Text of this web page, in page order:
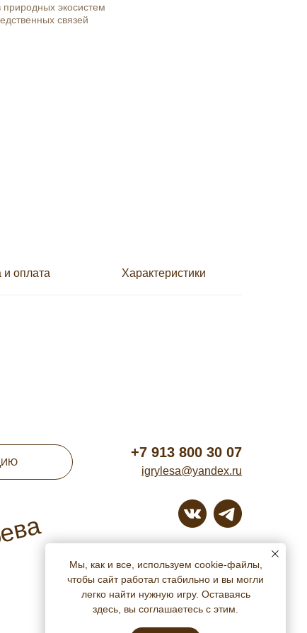
экосистем
связей
и оплата Характеристики
+7 913 800 30 07
igrylesa@yandex.ru
Мы, как и все, используем cookie-файлы,
чтобы сайт работал стабильно и вы могли
легко найти нужную игру. Оставаясь
здесь, вы соглашаетесь с этим.